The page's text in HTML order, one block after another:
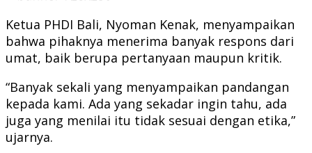
Ketua PHDI Bali, Nyoman Kenak, menyampaikan
bahwa pihaknya menerima banyak respons dari
umat, baik berupa pertanyaan maupun kritik.
“Banyak sekali yang menyampaikan pandangan
kepada kami. Ada yang sekadar ingin tahu, ada
juga yang menilai itu tidak sesuai dengan etika,”
ujarnya.